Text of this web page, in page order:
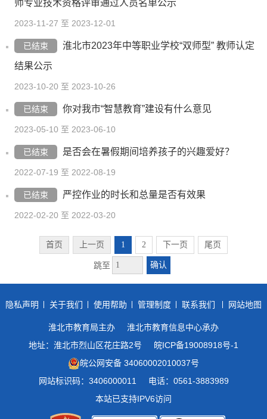
师专业技术资格评审通过人员名单公示
2023-11-27 至 2023-12-01
已结束
淮北市2023年中等职业学校“双师型” 教师认定
结果公示
2023-10-20 至 2023-10-26
已结束 你对我市“智慧教育”建设有什么意见
2023-05-10 至 2023-06-10
已结束 是否会在暑假期间培养孩子的兴趣爱好？
2022-07-19 至 2022-08-19
已结束 严控作业的时长和总量是否有效果
2022-02-20 至 2022-03-20
首页 上一页 1 2 下一页 尾页
跳至 确认
隐私声明 关于我们 使用帮助 管理制度 联系我们 网站地图
淮北市教育局主办
淮北市教育信息中心承办
地址：淮北市烈山区花庄路2号
皖ICP备19008918号-1
皖公网安备 34060002010037号
网站标识码：3406000011
电话：0561-3883989
本站已支持IPV6访问